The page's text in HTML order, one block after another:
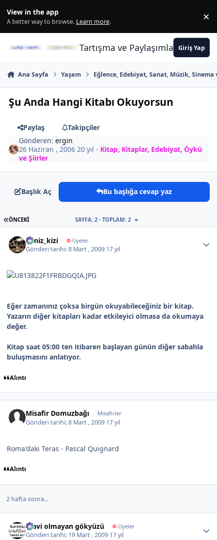
View in the app
A better way to browse. Learn more. ×
Tartışma ve PaylaşımlarınGiriş Yap
Ana Sayfa Yaşam Eğlence, Edebiyat, Sanat, Müzik, Sinema
Şu Anda Hangi Kitabı Okuyorsun
Paylaş
Takipçiler
Gönderen:ergin
26 Haziran , 2006 20 yıl - Kitap, Kitaplar, Edebiyat, Öykü
ve Şiirler
Başlık Aç Bu başlığa cevap yaz
İLK SAYFA
ÖNCEKI SAYFA: 2 - TOPLAM: 2
deniz_kizi ΦÜyeler
Gönderi tarihi:8 Mart , 2009 17 yıl
Eğer zamanınız çoksa birgün okuyabileceğiniz bir kitap.
Yazarın diğer kitapları kadar etkileyici olmasa da okumaya
değer.
Kitap saat 05:00 ten itibaren başlayan günün diğer sabahla
buluşmasını anlatıyor.
Alıntı
Misafir Domuzbağı Misafirler
Gönderi tarihi:8 Mart , 2009 17 yıl
Roma'daki Teras - Pascal Quignard
Alıntı
2 hafta sonra...
mavi olmayan gökyüzü ΦÜyeler
Gönderi tarihi: 19 Mart , 2009 17 yıl